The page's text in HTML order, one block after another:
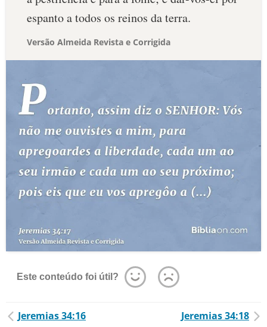
espanto a todos os reinos da terra.
Versão Almeida Revista e Corrigida
Este conteúdo foi útil?
Jeremias 34:16 Jeremias 34:18